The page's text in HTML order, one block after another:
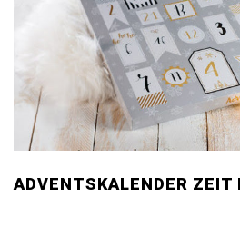
ADVENTSKALENDER ZEIT